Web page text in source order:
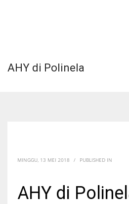
AHY di Polinela
MINGGU, 13 MEI 2018 / PUBLISHED IN
AHY di